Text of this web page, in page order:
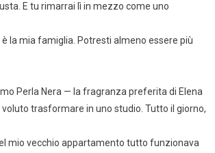
E tu rimarrai lì in mezzo come uno
la mia famiglia. Potresti almeno essere più
Perla Nera — la fragranza preferita di Elena
trasformare in uno studio. Tutto il giorno,
mio vecchio appartamento tutto funzionava